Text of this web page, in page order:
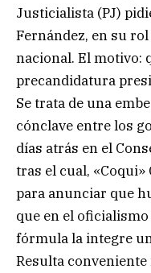
Justicialista (PJ)
Fernández, en su
nacional. El motivo:
precandidatura
Se trata de una
cónclave entre los
días atrás en el
tras el cual,
para anunciar que
que en el
fórmula la integre
Resulta